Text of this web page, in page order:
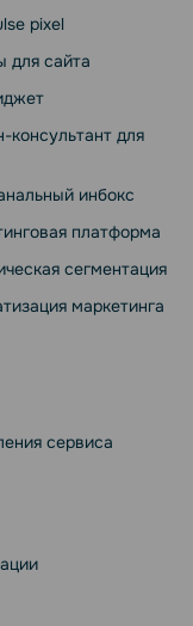
pixel
для сайта
консультант для
инбокс
платформа
сегментация
маркетинга
сервиса